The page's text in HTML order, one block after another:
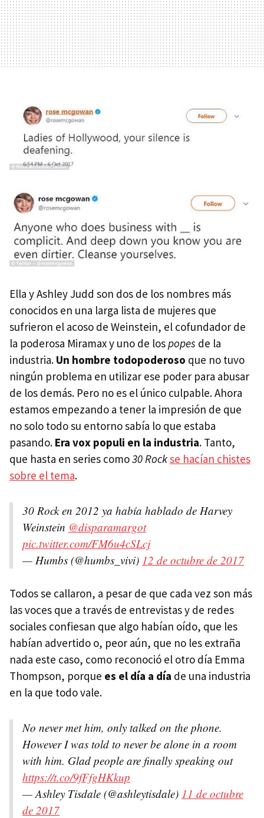
Ella y Ashley Judd son dos de los nombres más
conocidos en una larga lista de mujeres que
sufrieron el acoso de Weinstein, el cofundador de
la poderosa Miramax y uno de lospopes de la
industria. Un hombre todopoderoso que no tuvo
ningún problema en utilizar ese poder para abusar
de los demás. Pero no es el único culpable. Ahora
estamos empezando a tener la impresión de que
no solo todo su entorno sabía lo que estaba
pasando. Era vox populi en la industria. Tanto,
que hasta en series como30 Rockse hacían chistes
sobre el tema.
30 Rock en 2012 ya había hablado de Harvey
Weinstein @disparamargot
pic.twitter.com/FM6u4cSLcj
— Humbs (@humbs_vivi) 12 de octubre de 2017
Todos se callaron, a pesar de que cada vez son más
las voces que a través de entrevistas y de redes
sociales confiesan que algo habían oído, que les
habían advertido o, peor aún, que no les extraña
nada este caso, como reconoció el otro día Emma
Thompson, porque es el día a día de una industria
en la que todo vale.
No never met him, only talked on the phone.
However I was told to never be alone in a room
with him. Glad people are finally speaking out
https://t.co/9fFfgHKkup
— Ashley Tisdale (@ashleytisdale) 11 de octubre
de 2017